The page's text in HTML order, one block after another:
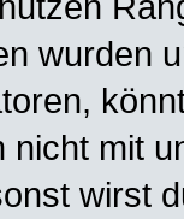
wurden
nicht mit
wirst